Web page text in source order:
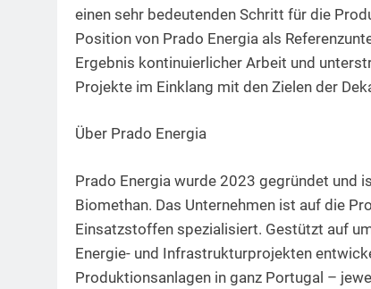
einen sehr bedeutenden Schritt für die
Position von Prado Energia als
Ergebnis kontinuierlicher Arbeit und
Projekte im Einklang mit den Zielen der
Über Prado Energia
Prado Energia wurde 2023 gegründet und
Biomethan. Das Unternehmen ist auf die
Einsatzstoffen spezialisiert. Gestützt auf
Energie- und Infrastrukturprojekten
Produktionsanlagen in ganz Portugal –